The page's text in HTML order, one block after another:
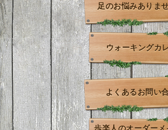
足のお悩みありま
ウォーキングカ
よくあるお問い
歩楽人のオーダー